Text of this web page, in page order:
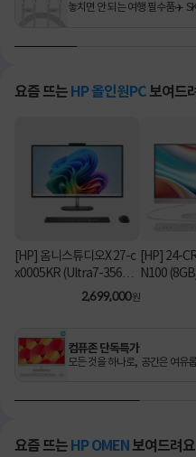
놓치면 안 되는 여행 필수품✈️
요즘 뜨는 HP 올인원PC 보여드
[HP] 옴니스튜디오X 27-c
x0005KR (Ultra7-356H/
16GB/1TB/Win11Hom
2,699,000원
[HP] 24-
N100
[기본제품]
컴퓨존 단독특가
모든 것을 하나로, 공간은 여유
요즘 뜨는 HP OMEN 보여드려요